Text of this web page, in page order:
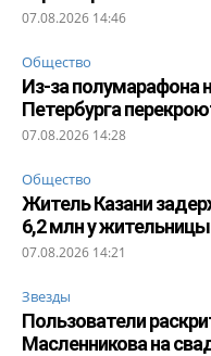
07.08.2026 14:46
Общество
Из-за полумарафона
Петербурга
07.08.2026 14:28
Общество
Житель Казани
6,2 млн у
07.08.2026 14:21
Звезды
Пользователи
Масленникова на